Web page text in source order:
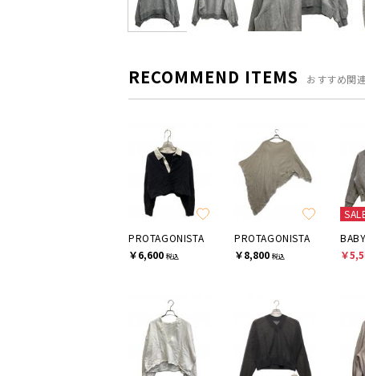
RECOMMEND ITEMS おすすめ関
PROTAGONISTA
￥6,600 税込
PROTAGONISTA
￥8,800 税込
￥